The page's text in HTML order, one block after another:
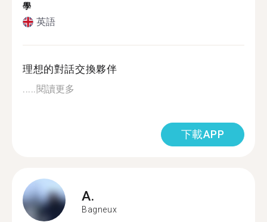
學
英語
理想的對話交換夥伴
.....閱讀更多
下載APP
A.
Bagneux